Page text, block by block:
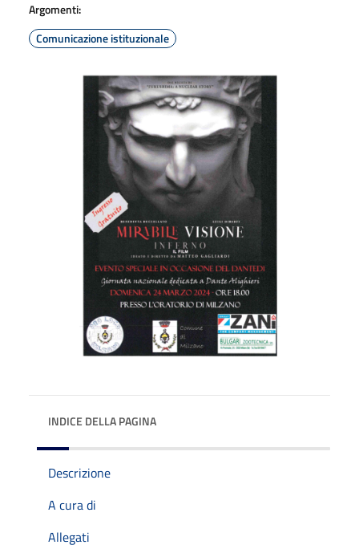
Argomenti:
Comunicazione istituzionale
INDICE DELLA PAGINA
Descrizione
A cura di
Allegati